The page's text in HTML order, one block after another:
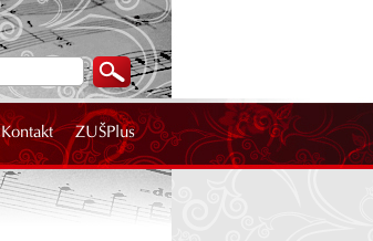
Kontakt ZUŠPlus